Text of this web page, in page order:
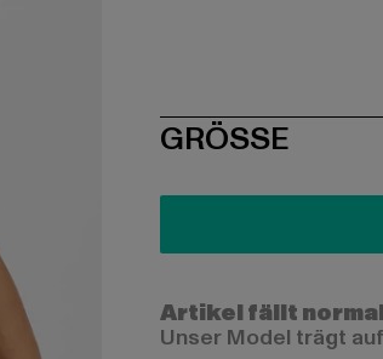
SIZE
GRÖSSE
Artikel fällt
Unser Model trägt